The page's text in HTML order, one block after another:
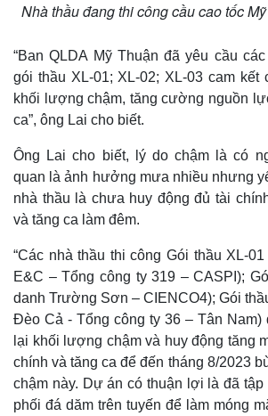
Nhà thầu đang thi công cầu cao tốc
“Ban QLDA Mỹ Thuận đã yêu cầu
gói thầu XL-01; XL-02; XL-03 cam kết
khối lượng chậm, tăng cường nguồn
ca”, ông Lai cho biết.
Ông Lai cho biết, lý do chậm là có
quan là ảnh hưởng mưa nhiều nhưng
nhà thầu là chưa huy động đủ tài
và tăng ca làm đêm.
“Các nhà thầu thi công Gói thầu XL-
E&C – Tổng công ty 319 – CASPI);
danh Trường Sơn – CIENCO4); Gói
Đèo Cả - Tổng công ty 36 – Tân Nam)
lại khối lượng chậm và huy động tăng
chính và tăng ca để đến tháng 8/2023
chậm này. Dự án có thuận lợi là đã
phối đá dăm trên tuyến để làm móng